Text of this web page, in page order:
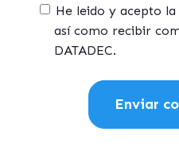
He leido y acepto
así como recibir
DATADEC.